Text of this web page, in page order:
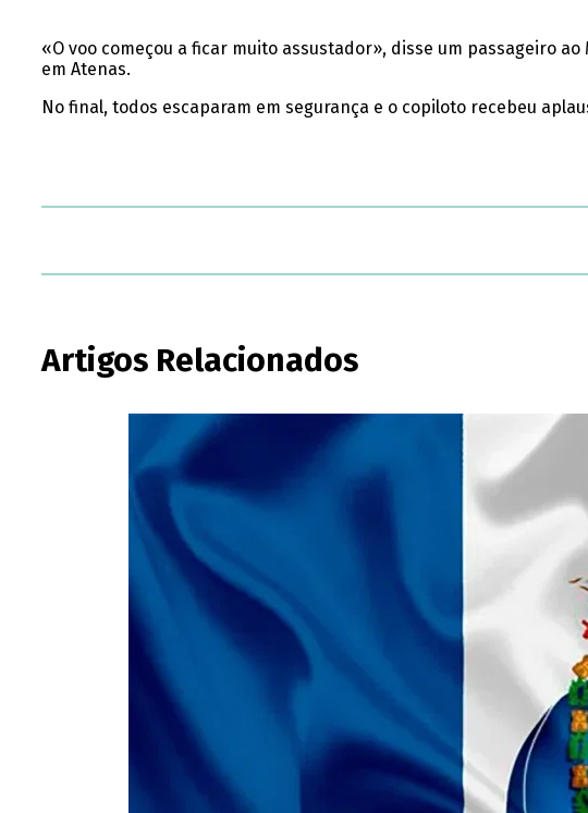
«O voo começou a ficar muito assustador», disse um passageiro
em Atenas.
No final, todos escaparam em segurança e o copiloto recebeu
Artigos Relacionados